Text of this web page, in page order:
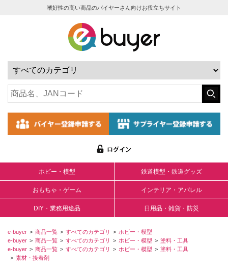
嗜好性の高い商品のバイヤーさん向けお役立ちサイト
ホビー・模型 鉄道模型・鉄道グッズ
おもちゃ・ゲーム インテリア・アパレル
DIY・業務用途品 日用品・雑貨・防災
e-buyer 商品一覧 すべてのカテゴリ
ホビー・模型
e-buyer
商品一覧 すべてのカテゴリ ホビー・模型
塗料・工具
e-buyer
商品一覧 すべてのカテゴリ ホビー・模型
塗料・工具
素材・接着剤